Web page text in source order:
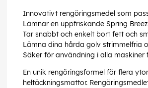
Innovativt rengöringsmedel som
Lämnar en uppfriskande Spring
Tar snabbt och enkelt bort fett och
Lämna dina hårda golv strimmelfria
Säker för användning i alla
En unik rengöringsformel för flera
heltäckningsmattor.